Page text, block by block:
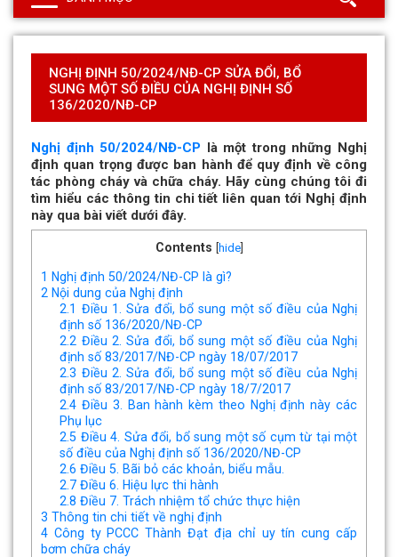
NGHỊ ĐỊNH 50/2024/NĐ-CP SỬA ĐỔI, BỔ
SUNG MỘT SỐ ĐIỀU CỦA NGHỊ ĐỊNH SỐ
136/2020/NĐ-CP
Nghị định 50/2024/NĐ-CP là một trong những Nghị
định quan trọng được ban hành để quy định về công
tác phòng cháy và chữa cháy. Hãy cùng chúng tôi đi
tìm hiểu các thông tin chi tiết liên quan tới Nghị định
này qua bài viết dưới đây.
Contents hide]
1 Nghị định 50/2024/NĐ-CP là gì?
2 Nội dung của Nghị định
2.1 Điều 1. Sửa đổi, bổ sung một số điều của Nghị
định số 136/2020/NĐ-CP
2.2 Điều 2. Sửa đổi, bổ sung một số điều của Nghị
định số 83/2017/NĐ-CP ngày 18/07/2017
2.3 Điều 2. Sửa đổi, bổ sung một số điều của Nghị
định số 83/2017/NĐ-CP ngày 18/7/2017
2.4 Điều 3. Ban hành kèm theo Nghị định này các
Phụ lục
2.5 Điều 4. Sửa đổi, bổ sung một số cụm từ tại một
số điều của Nghị định số 136/2020/NĐ-CP
2.6 Điều 5. Bãi bỏ các khoản, biểu mẫu.
2.7 Điều 6. Hiệu lực thi hành
2.8 Điều 7. Trách nhiệm tổ chức thực hiện
3 Thông tin chi tiết về nghị định
4 Công ty PCCC Thành Đạt địa chỉ uy tín cung cấp
bơm chữa cháy